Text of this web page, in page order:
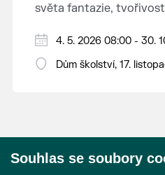
světa fantazie,
vlastní příběh... o
světa kolem.
Děkujeme mladým
nápaditost, nadšení,
4. 5. 2026 08:00 - 30.
Dům školství, 17.
Souhlas se soubory